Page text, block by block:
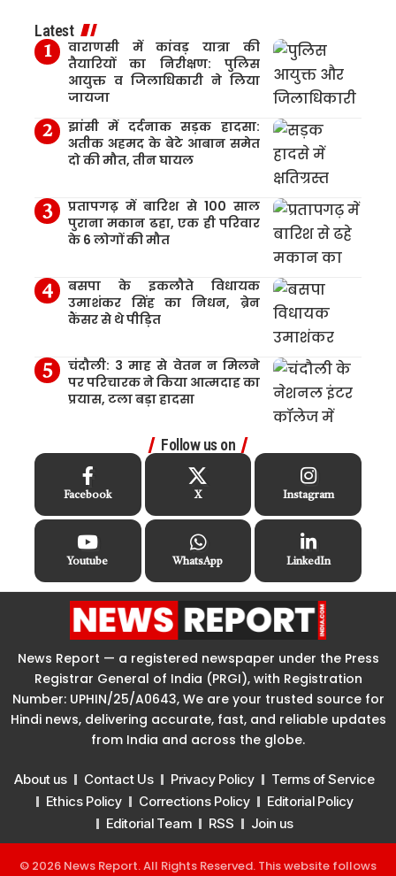
Latest
वाराणसी में कांवड़ यात्रा की
तैयारियों का निरीक्षण: पुलिस
आयुक्त व जिलाधिकारी ने लिया
जायजा
झांसी में दर्दनाक सड़क हादसा:
अतीक अहमद के बेटे आबान समेत
दो की मौत, तीन घायल
प्रतापगढ़ में बारिश से 100 साल
पुराना मकान ढहा, एक ही परिवार
के 6 लोगों की मौत
बसपा के इकलौते विधायक
उमाशंकर सिंह का निधन, ब्रेन
कैंसर से थे पीड़ित
चंदौली: 3 माह से वेतन न मिलने
पर परिचारक ने किया आत्मदाह का
प्रयास, टला बड़ा हादसा
Follow us on
Facebook X Instagram
Youtube WhatsApp LinkedIn
News Report — a registered newspaper under the Press
Registrar General of India (PRGI), with Registration
Number: UPHIN/25/A0643, We are your trusted source for
Hindi news, delivering accurate, fast, and reliable updates
from India and across the globe.
About us Contact Us Privacy Policy
Terms of Service
Ethics Policy
Corrections Policy
Editorial Policy
Editorial Team
RSS Join us
© 2026 News Report. All Rights Reserved. This website follows